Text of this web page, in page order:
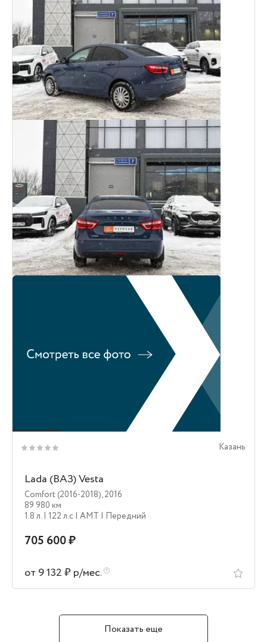
Казань
Lada (ВАЗ) Vesta
Comfort (2016-2018),2016
89 980 км
1.8 л. | 122 л.c | AMT | Передний
705 600 ₽
от 9 132 ₽ р/мес.
Показать еще